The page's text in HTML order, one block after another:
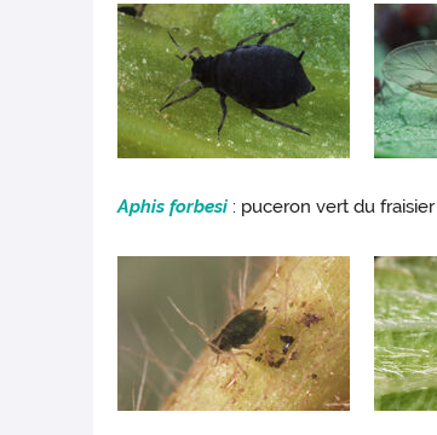
Aphis forbesi: puceron vert du fraisier